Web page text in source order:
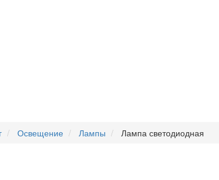
Освещение Лампы Лампа светодиодная